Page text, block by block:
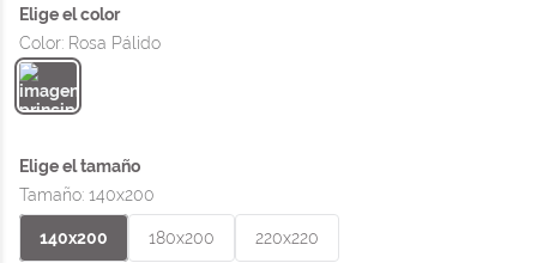
Color: Rosa Pálido
Tamaño: 140x200
140x200 180x200 220x220